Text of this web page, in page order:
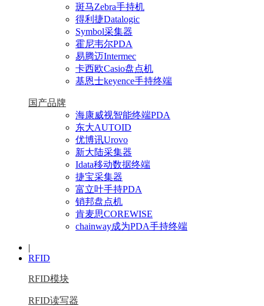
斑马Zebra手持机
得利捷Datalogic
Symbol采集器
霍尼韦尔PDA
易腾迈Intermec
卡西欧Casio盘点机
基恩士keyence手持终端
国产品牌
海康威视智能终端PDA
东大AUTOID
优博讯Urovo
新大陆采集器
Idata移动数据终端
捷宝采集器
富立叶手持PDA
销邦盘点机
肯麦思COREWISE
chainway成为PDA手持终端
|
RFID
RFID模块
RFID读写器